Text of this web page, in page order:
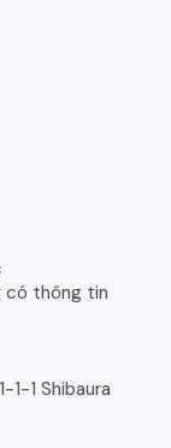
có thông tin
1-1 Shibaura